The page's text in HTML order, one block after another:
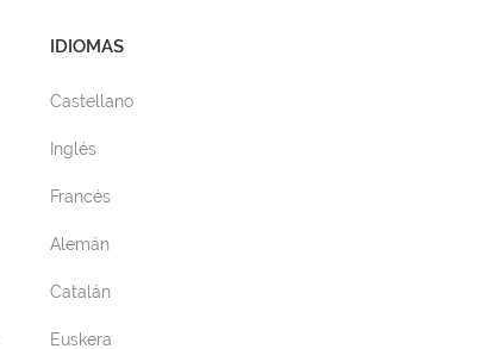
IDIOMAS
Castellano
Inglés
Francés
Alemán
Catalán
Euskera